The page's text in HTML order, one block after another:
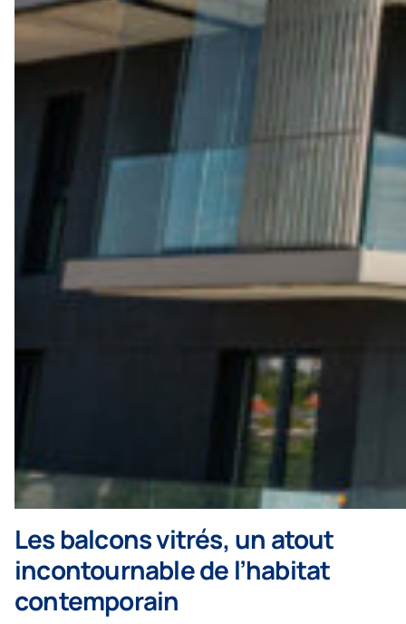
Les balcons vitrés, un atout
incontournable de l’habitat
contemporain